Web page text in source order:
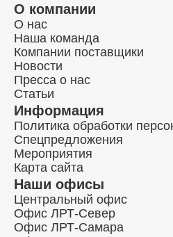
Информация
Политика обработки
Спецпредложения
Мероприятия
Карта сайта
О компании
О нас
Наша команда
Компании поставщики
Новости
Пресса о нас
Статьи
Наши офисы
Центральный офис
Офис ЛРТ-Север
Офис ЛРТ-Самара